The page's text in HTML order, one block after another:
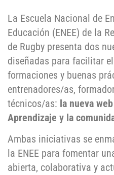
La Escuela Nacional de
Educación (ENEE) de la
de Rugby presenta dos
diseñadas para facilitar
formaciones y buenas
entrenadores/as,
técnicos/as: la nueva
Aprendizaje y la
Ambas iniciativas se
la ENEE para fomentar
abierta, colaborativa y